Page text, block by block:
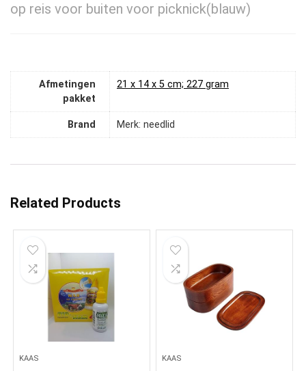
op reis voor buiten voor picknick(blauw)
Afmetingen
pakket
‎21 x 14 x 5 cm; 227 gram
Brand Merk: needlid
Related Products
KAAS KAAS